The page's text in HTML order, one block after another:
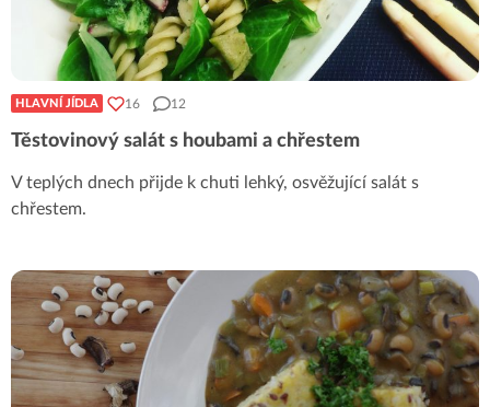
HLAVNÍ JÍDLA 16 12
Těstovinový salát s houbami a chřestem
V teplých dnech přijde k chuti lehký, osvěžující salát s
chřestem.